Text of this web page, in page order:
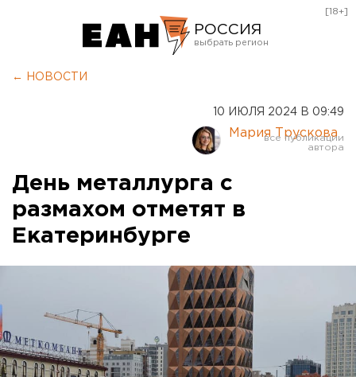
РОССИЯ
Курган
Оренбург
[18+]
← НОВОСТИ
10 ИЮЛЯ 2024 В 09:49
Мария Трускова
День металлурга с
размахом отметят в
Екатеринбурге